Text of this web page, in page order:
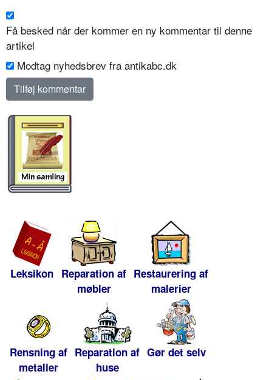
Få besked når der kommer en ny kommentar til denne
artikel
Modtag nyhedsbrev fra antikabc.dk
Leksikon Reparation af
møbler
Restaurering af
malerier
Rensning af
metaller
Reparation af
huse
Gør det selv